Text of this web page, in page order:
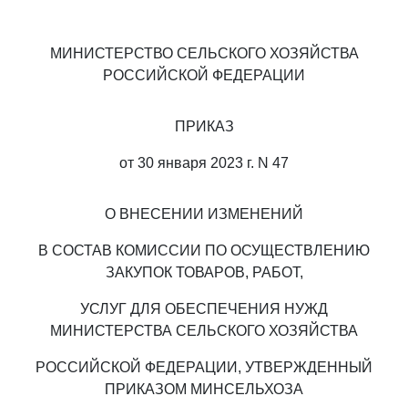
МИНИСТЕРСТВО СЕЛЬСКОГО ХОЗЯЙСТВА
РОССИЙСКОЙ ФЕДЕРАЦИИ
ПРИКАЗ
от 30 января 2023 г. N 47
О ВНЕСЕНИИ ИЗМЕНЕНИЙ
В СОСТАВ КОМИССИИ ПО ОСУЩЕСТВЛЕНИЮ
ЗАКУПОК ТОВАРОВ, РАБОТ,
УСЛУГ ДЛЯ ОБЕСПЕЧЕНИЯ НУЖД
МИНИСТЕРСТВА СЕЛЬСКОГО ХОЗЯЙСТВА
РОССИЙСКОЙ ФЕДЕРАЦИИ, УТВЕРЖДЕННЫЙ
ПРИКАЗОМ МИНСЕЛЬХОЗА